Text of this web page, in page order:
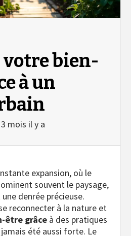
bien-
à un
3 mois il y a
expansion, où le
souvent le paysage,
denrée précieuse.
reconnecter à la nature et
être grâce à des pratiques
été aussi forte. Le